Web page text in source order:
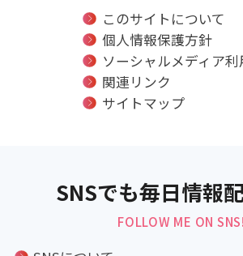
このサイトについて
個人情報保護方針
ソーシャルメディア
関連リンク
サイトマップ
SNSでも毎日情報
FOLLOW ME ON SNS!